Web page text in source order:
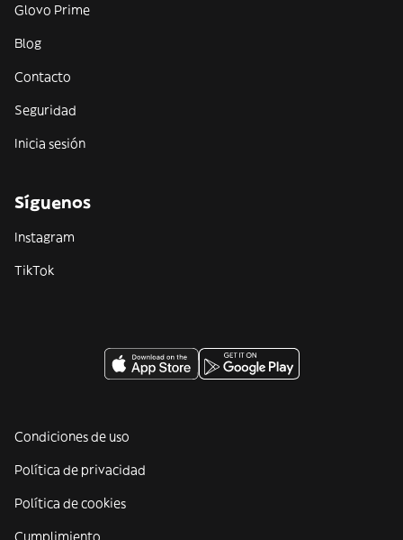
Glovo Prime
Blog
Contacto
Seguridad
Inicia sesión
Síguenos
Instagram
TikTok
Condiciones de uso
Política de privacidad
Política de cookies
Cumplimiento